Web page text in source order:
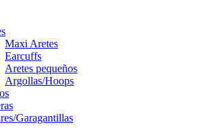
Maxi Aretes
Earcuffs
Aretes pequeños
Argollas/Hoops
Garagantillas